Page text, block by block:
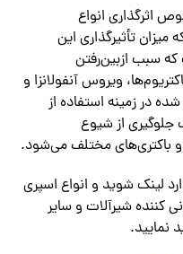
اثرگذاری انواع
میزان تأثیرگذاری این
سبب ازبین‌رفتن
ویروس آنفولانزا و
در زمینه استفاده از
از شیوع
و باکتری‌های مختلف می‌شود.
لینک شوید و انواع اسپری
کننده شیرآلات و سایر
نمایید.